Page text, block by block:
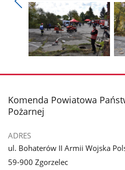
Pokaż
poprzednie
zdjęcia
Pokaż
zdjęcie
1
z
galerii.
2
z
zdjęcie
galerii.
z
stopka
Komenda Powiatowa
Pożarnej
ADRES
ul. Bohaterów II Armii Wojska
59-900 Zgorzelec